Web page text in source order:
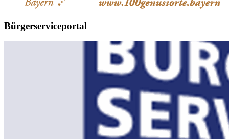
Bürgerserviceportal